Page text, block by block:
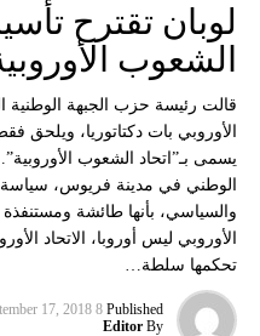
لوبان تقترح
الشعوب
قالت رئيسة حزب الجبهة الوطنية
الأوروبي بات دكتاتوريا، ويلحق
يسمى بـ”اتحاد الشعوب
الوطني في مدينة فريوس، سياسة
والسياسي، بأنها طائشة ومستنفذة
الأوروبي ليس أوروبا، الاتحاد
تحكمها سلطة…
Published
8 years ago
17, 2018
By
Editor